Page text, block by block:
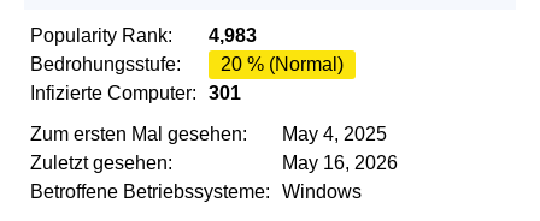
Popularity Rank:
4,983
Bedrohungsstufe:
20 % (Normal)
Infizierte Computer:
301
Zum ersten Mal gesehen:
May 4, 2025
Zuletzt gesehen:
May 16, 2026
Betroffene Betriebssysteme:
Windows